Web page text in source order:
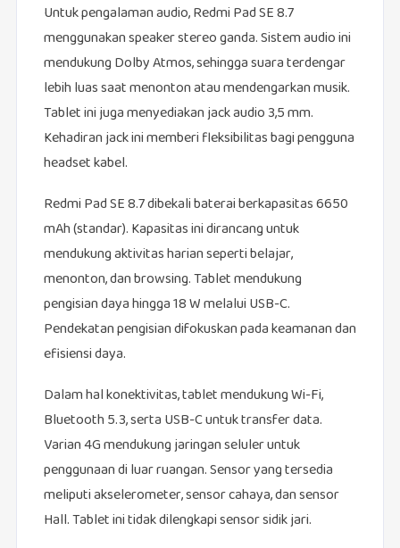
Untuk pengalaman audio, Redmi Pad SE 8.7
menggunakan speaker stereo ganda. Sistem audio ini
mendukung Dolby Atmos, sehingga suara terdengar
lebih luas saat menonton atau mendengarkan musik.
Tablet ini juga menyediakan jack audio 3,5 mm.
Kehadiran jack ini memberi fleksibilitas bagi pengguna
headset kabel.
Redmi Pad SE 8.7 dibekali baterai berkapasitas 6650
mAh (standar). Kapasitas ini dirancang untuk
mendukung aktivitas harian seperti belajar,
menonton, dan browsing. Tablet mendukung
pengisian daya hingga 18 W melalui USB-C.
Pendekatan pengisian difokuskan pada keamanan dan
efisiensi daya.
Dalam hal konektivitas, tablet mendukung Wi-Fi,
Bluetooth 5.3, serta USB-C untuk transfer data.
Varian 4G mendukung jaringan seluler untuk
penggunaan di luar ruangan. Sensor yang tersedia
meliputi akselerometer, sensor cahaya, dan sensor
Hall. Tablet ini tidak dilengkapi sensor sidik jari.